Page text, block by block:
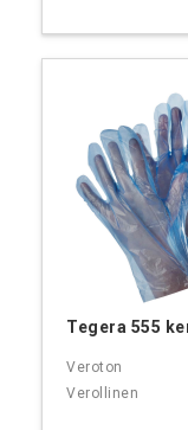
Tegera 555